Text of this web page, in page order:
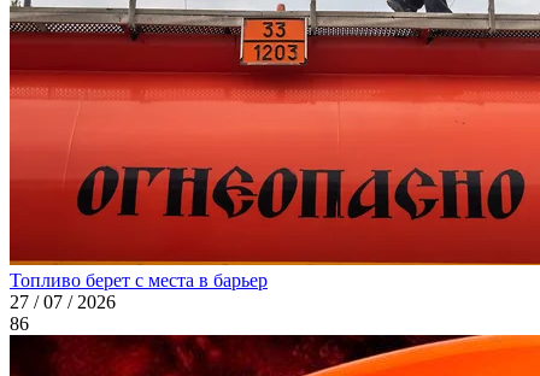
Топливо берет с места в барьер
27 / 07 / 2026
86